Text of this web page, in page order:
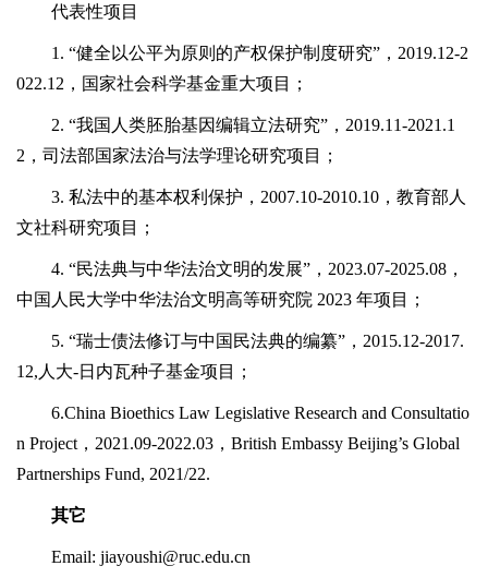
代表性项目
1. “健全以公平为原则的产权保护制度研究”，2019.12-2
022.12，国家社会科学基金重大项目；
2. “我国人类胚胎基因编辑立法研究”，2019.11-2021.1
2，司法部国家法治与法学理论研究项目；
3. 私法中的基本权利保护，2007.10-2010.10，教育部人
文社科研究项目；
4. “民法典与中华法治文明的发展”，2023.07-2025.08，
中国人民大学中华法治文明高等研究院 2023 年项目；
5. “瑞士债法修订与中国民法典的编纂”，2015.12-2017.
12,人大-日内瓦种子基金项目；
6.China Bioethics Law Legislative Research and Consultatio
n Project，2021.09-2022.03，British Embassy Beijing’s Global
Partnerships Fund, 2021/22.
其它
Email: jiayoushi@ruc.edu.cn